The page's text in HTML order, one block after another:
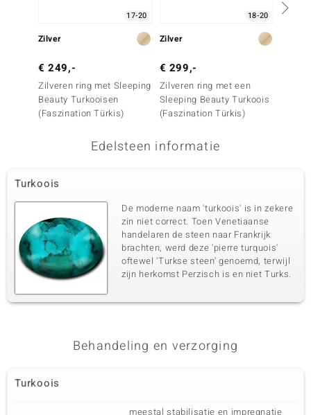
17-20
Zilver
€ 249,-
Zilveren ring met Sleeping
Beauty Turkooisen
(Faszination Türkis)
18-20
Zilver
€ 299,-
Zilveren ring met een
Sleeping Beauty Turkoois
(Faszination Türkis)
Edelsteen informatie
Turkoois
De moderne naam 'turkoois' is in zekere
zin niet correct. Toen Venetiaanse
handelaren de steen naar Frankrijk
brachten, werd deze 'pierre turquois'
oftewel 'Turkse steen' genoemd, terwijl
zijn herkomst Perzisch is en niet Turks.
Behandeling en verzorging
Turkoois
meestal stabilisatie en impregnatie